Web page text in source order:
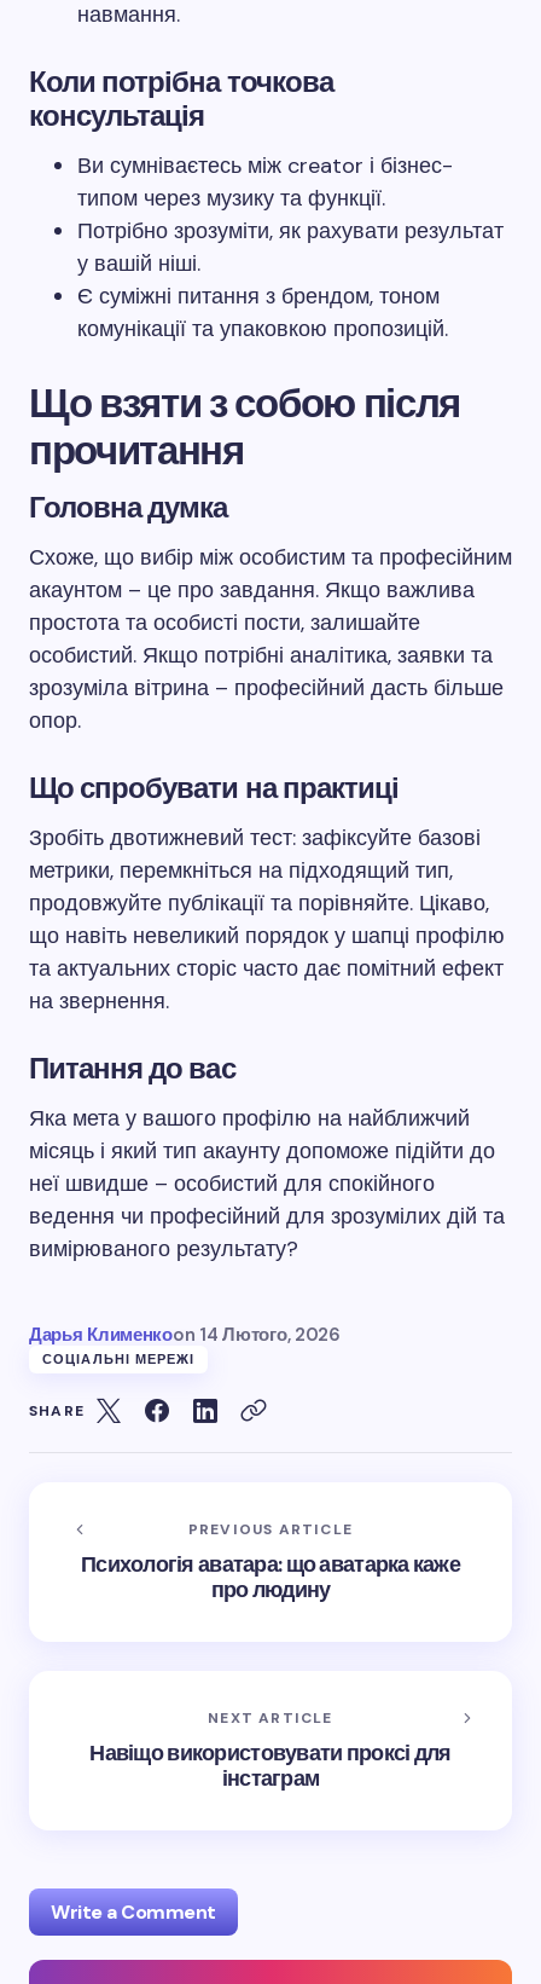
навмання.
Коли потрібна точкова
консультація
Ви сумніваєтесь між creator і бізнес-
типом через музику та функції.
Потрібно зрозуміти, як рахувати результат
у вашій ніші.
Є суміжні питання з брендом, тоном
комунікації та упаковкою пропозицій.
Що взяти з собою після
прочитання
Головна думка
Схоже, що вибір між особистим та професійним
акаунтом – це про завдання. Якщо важлива
простота та особисті пости, залишайте
особистий. Якщо потрібні аналітика, заявки та
зрозуміла вітрина – професійний дасть більше
опор.
Що спробувати на практиці
Зробіть двотижневий тест: зафіксуйте базові
метрики, перемкніться на підходящий тип,
продовжуйте публікації та порівняйте. Цікаво,
що навіть невеликий порядок у шапці профілю
та актуальних сторіс часто дає помітний ефект
на звернення.
Питання до вас
Яка мета у вашого профілю на найближчий
місяць і який тип акаунту допоможе підійти до
неї швидше – особистий для спокійного
ведення чи професійний для зрозумілих дій та
вимірюваного результату?
Дарья Клименкоon 14 Лютого, 2026
СОЦІАЛЬНІ МЕРЕЖІ
SHARE
PREVIOUS ARTICLE
Психологія аватара: що аватарка каже
про людину
NEXT ARTICLE
Навіщо використовувати проксі для
інстаграм
Write a Comment